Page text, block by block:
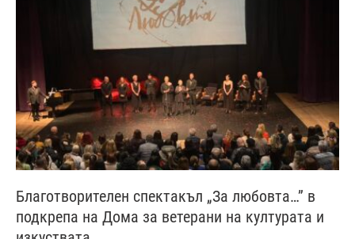
Благотворителен спектакъл „За любовта…” в
подкрепа на Дома за ветерани на културата и